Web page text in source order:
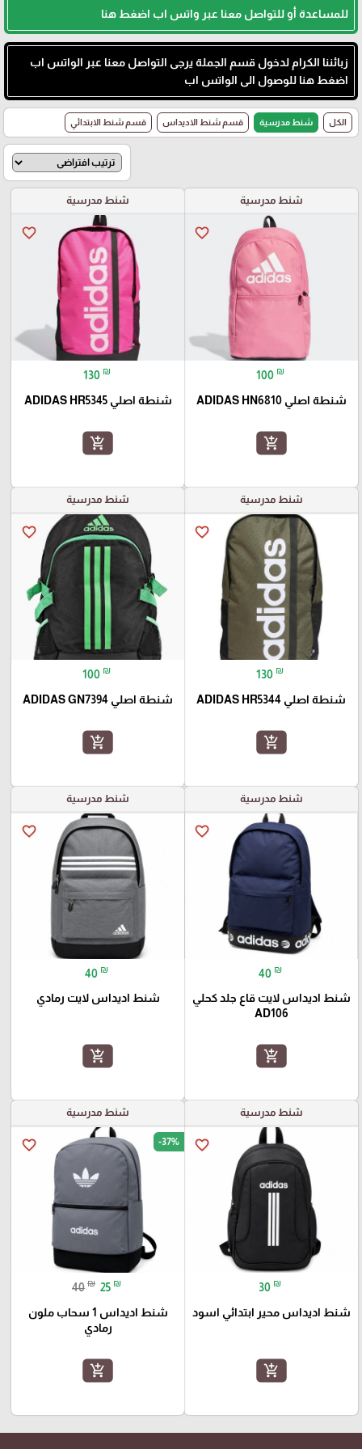
للمساعدة أو للتواصل معنا عبر واتس اب اضغط هنا
زبائننا الكرام لدخول قسم الجملة يرجى التواصل معنا عبر الواتس اب
اضغط هنا للوصول الى الواتس اب
الكل شنط مدرسية قسم شنط الاديداس قسم شنط الابتدائي
شنط مدرسية
favorite_border
100 ₪
شنطة اصلي ADIDAS HN6810
add_shopping_cart
شنط مدرسية
favorite_border
130 ₪
شنطة اصلي ADIDAS HR5345
add_shopping_cart
شنط مدرسية
favorite_border
130 ₪
شنطة اصلي ADIDAS HR5344
add_shopping_cart
شنط مدرسية
favorite_border
100 ₪
شنطة اصلي ADIDAS GN7394
add_shopping_cart
شنط مدرسية
favorite_border
40 ₪
شنط اديداس لايت قاع جلد كحلي
AD106
add_shopping_cart
شنط مدرسية
favorite_border
40 ₪
شنط اديداس لايت رمادي
add_shopping_cart
شنط مدرسية
favorite_border
30 ₪
شنط اديداس محير ابتدائي اسود
add_shopping_cart
شنط مدرسية
favorite_border -37%
40 ₪ 25 ₪
شنط اديداس 1 سحاب ملون
رمادي
add_shopping_cart